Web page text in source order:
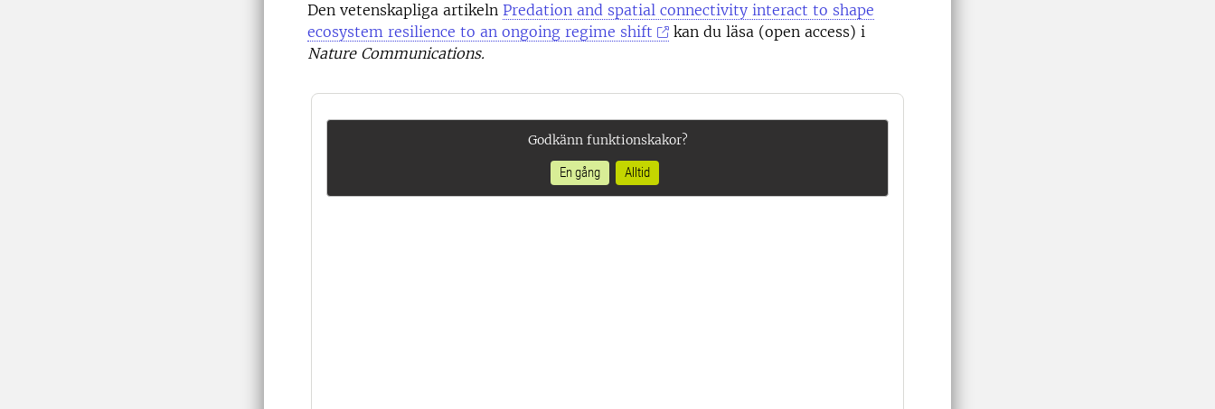
Den vetenskapliga artikeln Predation and spatial connectivity interact to shape
ecosystem resilience to an ongoing regime shift
kan du läsa (open access) i
Nature Communications.
Godkänn funktionskakor?
En gång
Alltid